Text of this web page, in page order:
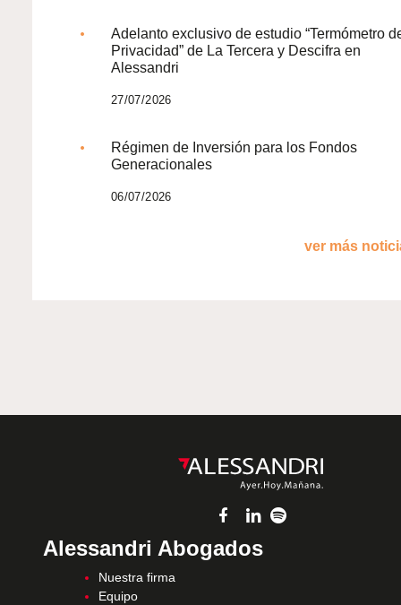
Adelanto exclusivo de estudio “Termómetro
Privacidad” de La Tercera y Descifra en
Alessandri
27/07/2026
Régimen de Inversión para los Fondos
Generacionales
06/07/2026
ver más
Alessandri Abogados
Nuestra firma
Equipo